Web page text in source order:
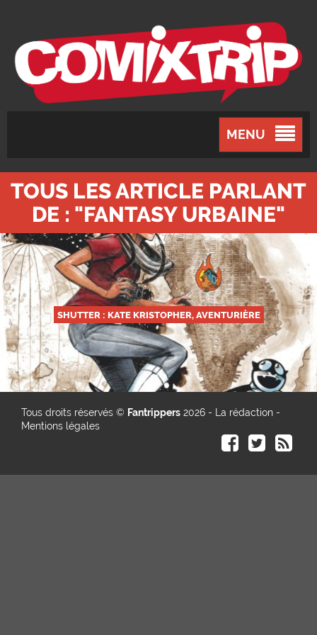
MENU
TOUS LES ARTICLE PARLANT
DE : "FANTASY URBAINE"
SHUTTER : KATE KRISTOPHER, AVENTURIÈRE
Tous droits réservés © Fantrippers 2026 - La rédaction -
Mentions légales